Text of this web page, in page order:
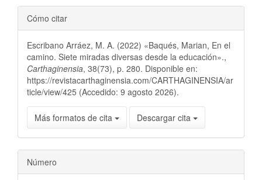
Cómo citar
Escribano Arráez, M. A. (2022) «Baqués, Marian, En el
camino. Siete miradas diversas desde la educación».,
Carthaginensia, 38(73), p. 280. Disponible en:
https://revistacarthaginensia.com/CARTHAGINENSIA/ar
ticle/view/425 (Accedido: 9 agosto 2026).
Más formatos de cita Descargar cita
Número